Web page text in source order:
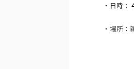
・日時：
・場所：
２０８